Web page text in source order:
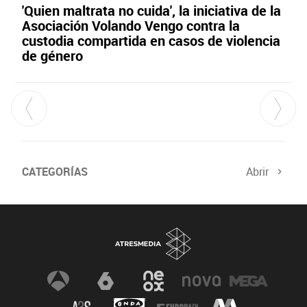
'Quien maltrata no cuida', la iniciativa de la
Asociación Volando Vengo contra la
custodia compartida en casos de violencia
de género
CATEGORÍAS Abrir